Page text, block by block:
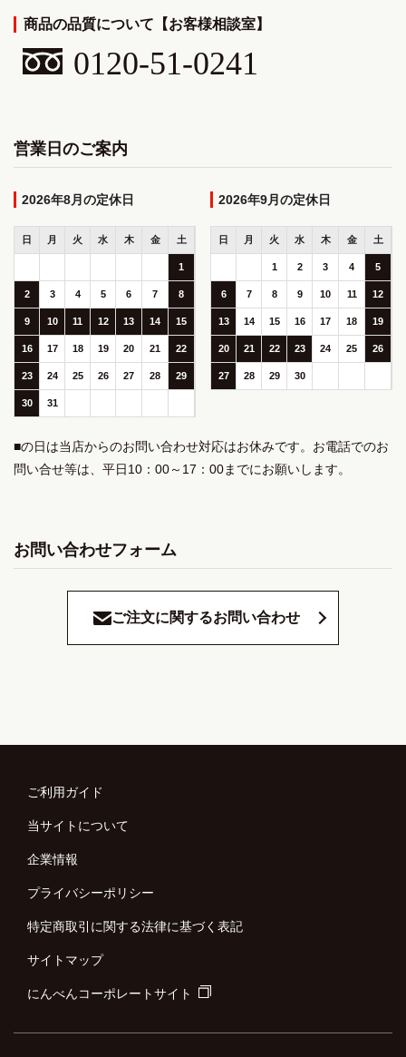
商品の品質について【お客様相談室】
0120-51-0241
営業日のご案内
2026年8月
日 月 火 水 木 金 土
1
2 3 4 5 6 7 8
9 10 11 12 13 14 15
16 17 18 19 20 21 22
23 24 25 26 27 28 29
30 31
2026年9月
日 月 火 水 木 金 土
1 2 3 4 5
6 7 8 9 10 11 12
13 14 15 16 17 18 19
20 21 22 23 24 25 26
27 28 29 30
■の日は当店からのお問い合わせ対応はお休みです。お電話でのお
問い合せ等は、平日10：00～17：00までにお願いします。
お問い合わせフォーム
ご注文に関するお問い合わせ
ご利用ガイド
当サイトについて
企業情報
プライバシーポリシー
特定商取引に関する法律に基づく表記
サイトマップ
にんべんコーポレートサイト